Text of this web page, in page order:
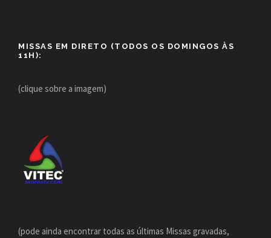
MISSAS EM DIRETO (TODOS OS DOMINGOS ÀS
11H):
(clique sobre a imagem)
(pode ainda encontrar todas as últimas Missas gravadas,